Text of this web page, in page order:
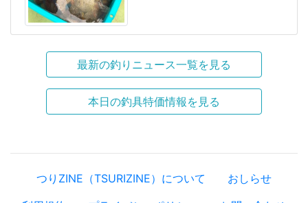
最新の釣りニュース一覧を見る
本日の釣具特価情報を見る
つりZINE（TSURIZINE）について
おしらせ